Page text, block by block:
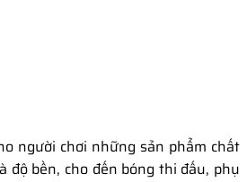
người chơi những sản phẩm chất
độ bền, cho đến bóng thi đấu, phụ